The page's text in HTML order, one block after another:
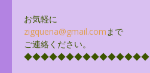
お気軽に
zigquena@gmail.comまで
ご連絡ください。
◆◆◆◆◆◆◆◆◆◆◆◆◆◆◆